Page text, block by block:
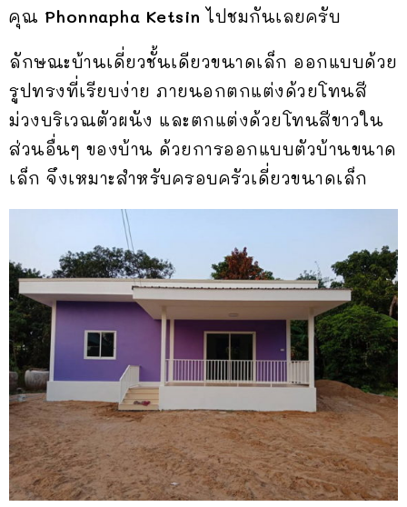
คุณ Phonnapha Ketsin ไปชมกันเลยครับ
ลักษณะบ้านเดี่ยวชั้นเดียวขนาดเล็ก ออกแบบด้วย
รูปทรงที่เรียบง่าย ภายนอกตกแต่งด้วยโทนสี
ม่วงบริเวณตัวผนัง และตกแต่งด้วยโทนสีขาวใน
ส่วนอื่นๆ ของบ้าน ด้วยการออกแบบตัวบ้านขนาด
เล็ก จึงเหมาะสำหรับครอบครัวเดี่ยวขนาดเล็ก